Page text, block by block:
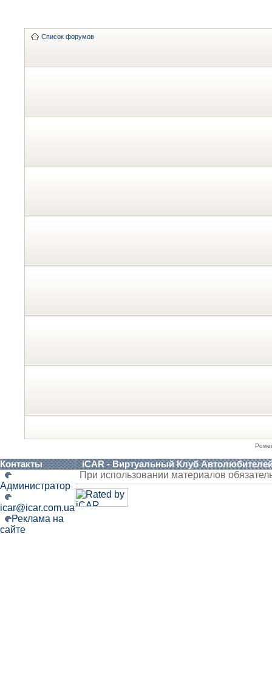
Список форумов
Контакты iCAR - Виртуальный Клуб
Администратор
icar@icar.com.ua
Реклама на
сайте
При использовании материалов